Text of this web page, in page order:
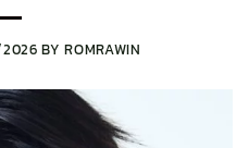
BYROMRAWIN